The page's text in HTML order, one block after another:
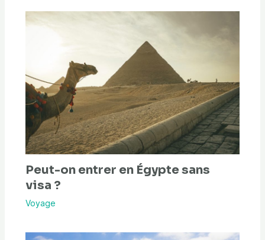
Peut-on entrer en Égypte sans
visa ?
Voyage